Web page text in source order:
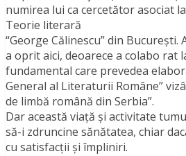
numirea lui ca cercetător asociat
Teorie literară
“George Călinescu” din
a oprit aici, deoarece a colabo rat
fundamental care prevedea
General al Literaturii Române”
de limbă română din Serbia”.
Dar această viaţă şi activitate
să-i zdruncine sănătatea, chiar
cu satisfacţii şi împliniri.